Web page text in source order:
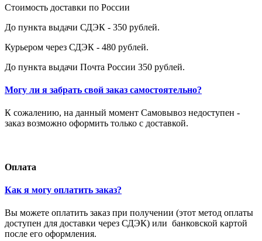
Стоимость доставки по России
До пункта выдачи СДЭК - 350 рублей.
Курьером через СДЭК - 480 рублей.
До пункта выдачи Почта России 350 рублей.
Могу ли я забрать свой заказ самостоятельно?
К сожалению, на данный момент Самовывоз недоступен -
заказ возможно оформить только с доставкой.
Оплата
Как я могу оплатить заказ?
Вы можете оплатить заказ при получении (этот метод оплаты
доступен для доставки через СДЭК) или банковской картой
после его оформления.